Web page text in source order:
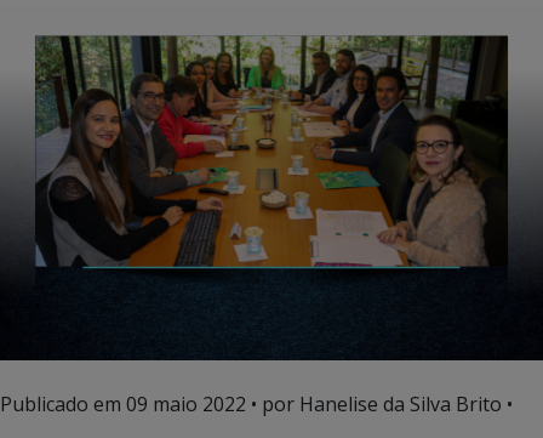
Publicado em 09 maio 2022 • por Hanelise da Silva Brito •